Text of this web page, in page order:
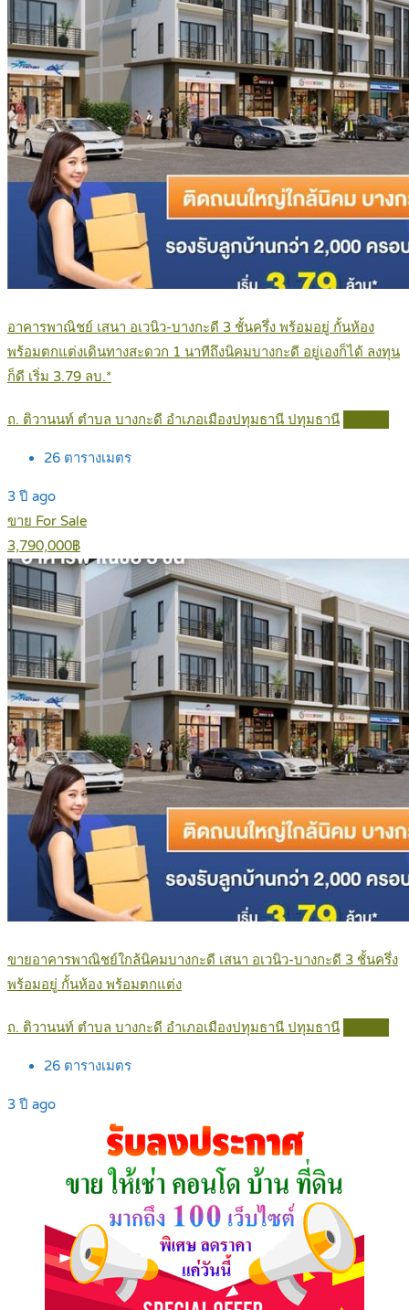
อาคารพาณิชย์ เสนา อเวนิว-บางกะดี 3 ชั้นครึ่ง พร้อมอยู่ กั้นห้อง
พร้อมตกแต่งเดินทางสะดวก 1 นาทีถึงนิคมบางกะดี อยู่เองก็ได้ ลงทุน
ก็ดี เริ่ม 3.79 ลบ.*
ถ. ติวานนท์ ตำบล บางกะดี อำเภอเมืองปทุมธานี ปทุมธานี
26 ตารางเมตร
3 ปี ago
ขาย For Sale
3,790,000฿
ขายอาคารพาณิชย์ใกล้นิคมบางกะดี เสนา อเวนิว-บางกะดี 3 ชั้นครึ่ง
พร้อมอยู่ กั้นห้อง พร้อมตกแต่ง
ถ. ติวานนท์ ตำบล บางกะดี อำเภอเมืองปทุมธานี ปทุมธานี
26 ตารางเมตร
3 ปี ago